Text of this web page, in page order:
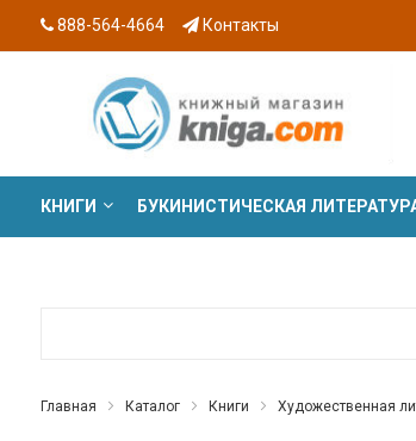
888-564-4664 Контакты
КНИГИ БУКИНИСТИЧЕСКАЯ
Главная Каталог Книги Художественная